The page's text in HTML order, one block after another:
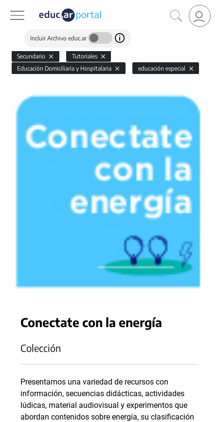
Incluir Archivo educ.ar
Secundario
Tutoriales
Educación Domiciliaria y Hospitalaria
educación especial
Conectate con la energía
Colección
Presentamos una variedad de recursos con
información, secuencias didácticas, actividades
lúdicas, material audiovisual y experimentos que
abordan contenidos sobre energía, su clasificación